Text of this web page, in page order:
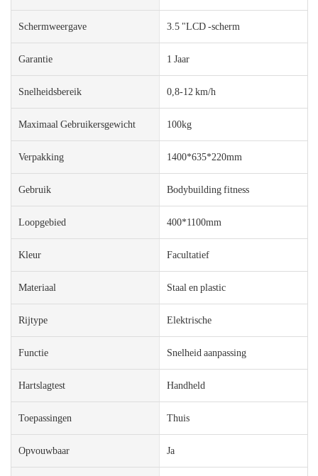
Schermweergave 3.5 "LCD -scherm
Garantie 1 Jaar
Snelheidsbereik 0,8-12 km/h
Maximaal Gebruikersgewicht 100kg
Verpakking 1400*635*220mm
Gebruik Bodybuilding fitness
Loopgebied 400*1100mm
Kleur Facultatief
Materiaal Staal en plastic
Rijtype Elektrische
Functie Snelheid aanpassing
Hartslagtest Handheld
Toepassingen Thuis
Opvouwbaar Ja